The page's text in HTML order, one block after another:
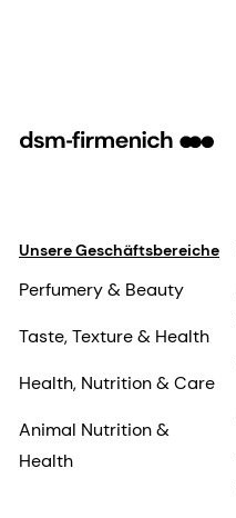
Unsere Geschäftsbereiche
Perfumery & Beauty
Taste, Texture & Health
Health, Nutrition & Care
Animal Nutrition &
Health